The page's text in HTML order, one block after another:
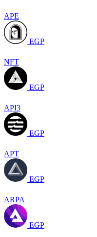
APE
EGP
NFT
EGP
API3
EGP
APT
EGP
ARPA
EGP